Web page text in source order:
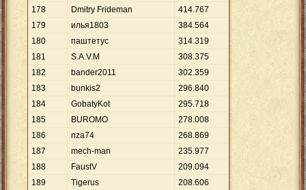
178
Dmitry Frideman 414.767
179
илья1803 384.564
180
паштетус 314.319
181
S.A.V.M 308.375
182
bander2011 302.359
183
bunkis2 296.840
184
GobatyKot 295.718
185
BUROMO 278.008
186
nza74 268.869
187
mech-man 235.977
188
FaustV 209.094
189
Tigerus 208.606